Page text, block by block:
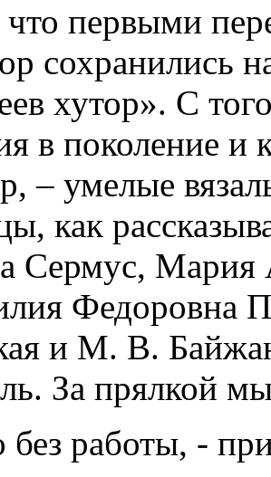
что первыми
сохранились
хутор». С
в поколение и
– умелые
как
Сермус, Мария
Федоровна
и М. В.
За прялкой
работы, -